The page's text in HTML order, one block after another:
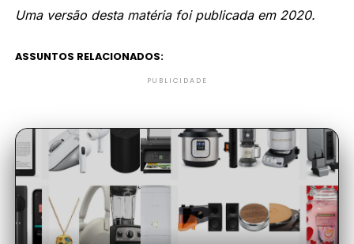
Uma versão desta matéria foi publicada em 2020.
ASSUNTOS RELACIONADOS:
PUBLICIDADE